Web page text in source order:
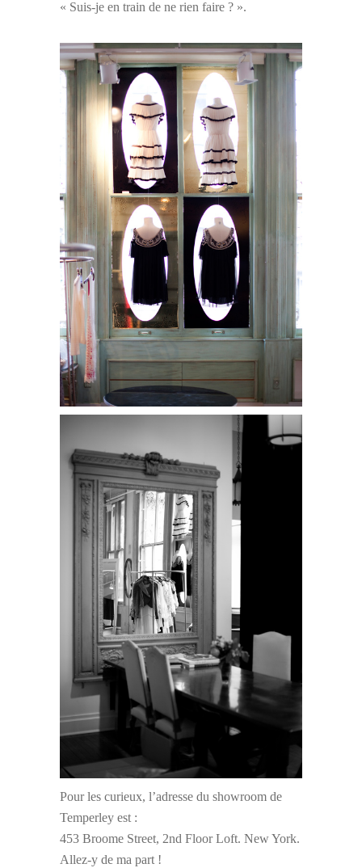
« Suis-je en train de ne rien faire ? ».
Pour les curieux, l’adresse du showroom de
Temperley est :
453 Broome Street, 2nd Floor Loft. New York.
Allez-y de ma part !